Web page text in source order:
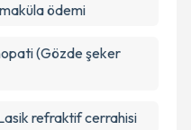
ödemi
(Gözde şeker
refraktif cerrahisi